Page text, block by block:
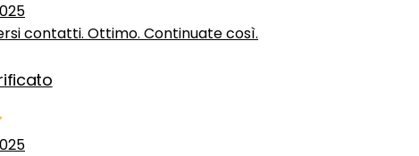
contatti. Ottimo. Continuate così.